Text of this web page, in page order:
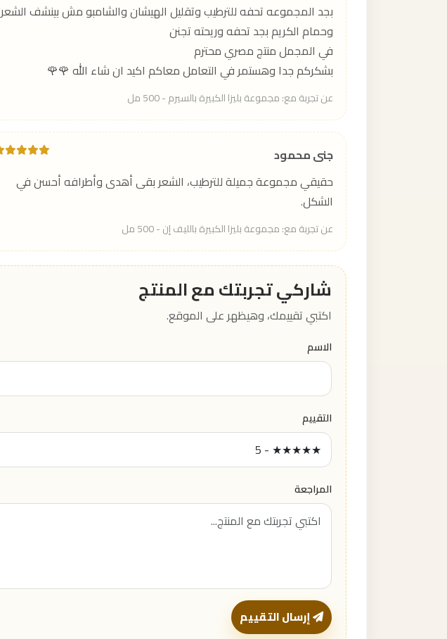
بجد المجموعه تحفه للترطيب وتقليل الهيشان والشامبو مش بينشف الشعر
وحمام الكريم بجد تحفه وريحته تجنن
في المجمل منتج مصري محترم
بشكركم جدا وهستمر في التعامل معاكم اكيد ان شاء الله 🌹🌹
عن تجربة مع: مجموعة بليزا الكبيرة بالسيرم - 500 مل
جنى محمود
حقيقي مجموعة جميلة للترطيب، الشعر بقى أهدى وأطرافه أحسن في
الشكل.
عن تجربة مع: مجموعة بليزا الكبيرة بالليف إن - 500 مل
شاركي تجربتك مع المنتج
اكتبي تقييمك، وهيظهر على الموقع.
الاسم
التقييم
المراجعة
إرسال التقييم